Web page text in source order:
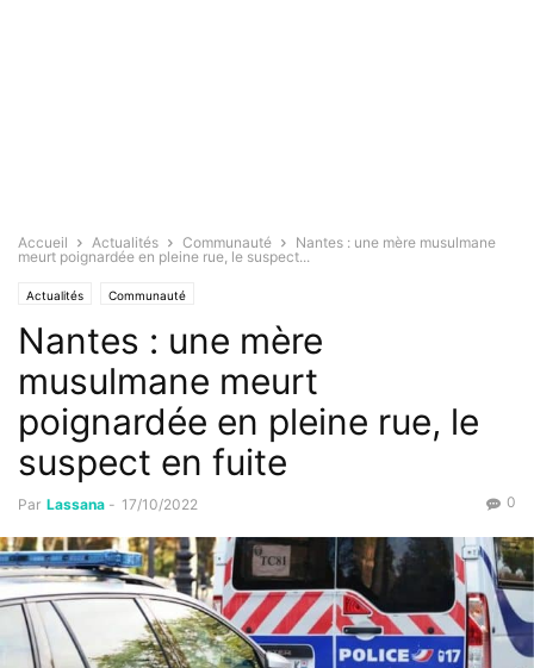
Accueil Actualités Communauté
Nantes : une mère musulmane
meurt poignardée en pleine rue, le suspect...
Actualités Communauté
Nantes : une mère
musulmane meurt
poignardée en pleine rue, le
suspect en fuite
Par Lassana - 17/10/2022 0